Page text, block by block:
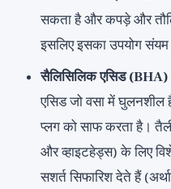
सकता है और कपड़े और
इसलिए इसका उपयोग
सैलिसिलिक एसिड
एसिड जो वसा में
प्लग को साफ करता है।
और व्हाइटहेड्स) के लिए
सशर्त सिफारिश देते हैं